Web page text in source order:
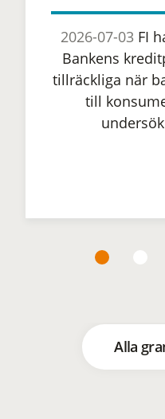
2026-07-03 FI
Bankens
tillräckliga när
till
Alla